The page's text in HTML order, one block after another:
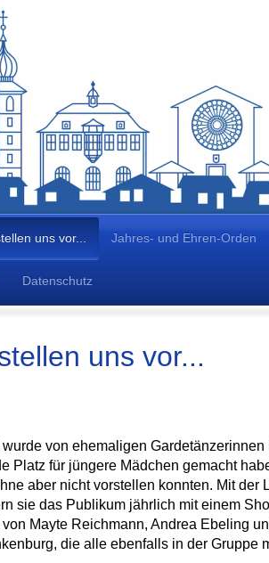
uns vor... Jahres- und Ehren-Orden
Datenschutz
uns vor...
wurde von ehemaligen
Platz für jüngere Mädchen gemacht
aber nicht vorstellen konnten. Mit der
sie das Publikum jährlich mit einem
von Mayte Reichmann, Andrea Ebeling
die alle ebenfalls in der Gruppe